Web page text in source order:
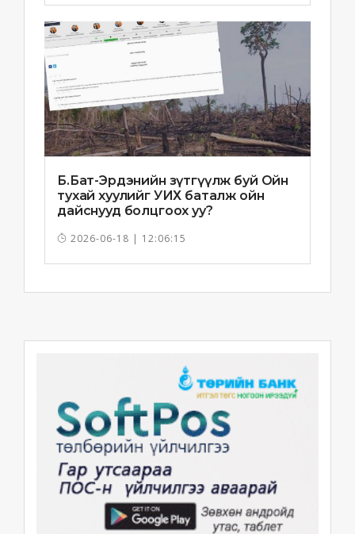
Б.Бат-Эрдэнийн зүтгүүлж буй Ойн
тухай хуулийг УИХ баталж ойн
дайснууд болцгоох уу?
2026-06-18 | 12:06:15